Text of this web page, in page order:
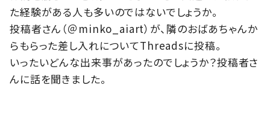
た経験がある人も多いのではないでしょうか。
投稿者さん（＠minko_aiart）が、隣のおばあちゃんか
らもらった差し入れについてThreadsに投稿。
いったいどんな出来事があったのでしょうか？投稿者さ
んに話を聞きました。